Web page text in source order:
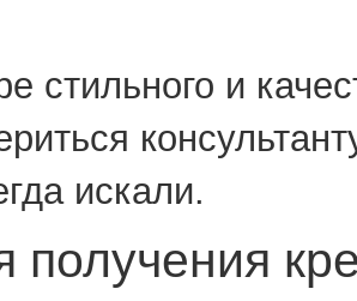
стильного и
искали.
получения